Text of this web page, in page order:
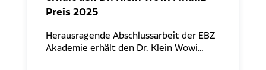
Preis 2025
Herausragende Abschlussarbeit der EBZ
Akademie erhält den Dr. Klein Wowi…